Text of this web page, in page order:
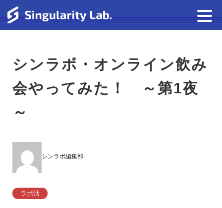
シンラボ・オンライン飲み
会やってみた！ ～第1夜
～
シンラボ編集部
ラボ活